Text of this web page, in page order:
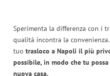
Sperimenta la differenza con i
qualità incontra la
tuo trasloco a Napoli il più
possibile, in modo che tu
nuova casa.